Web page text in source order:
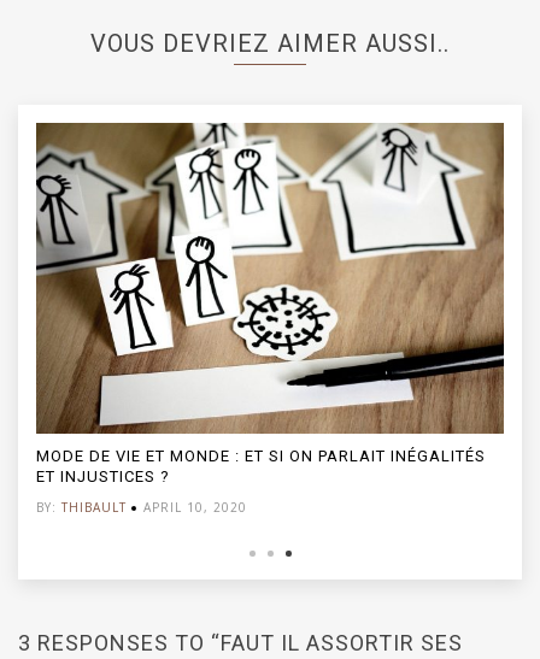
VOUS DEVRIEZ AIMER AUSSI..
MODE DE VIE ET MONDE : ET SI ON PARLAIT INÉGALITÉS
ET INJUSTICES ?
BY: THIBAULT APRIL 10, 2020
3 RESPONSES TO “FAUT IL ASSORTIR SES